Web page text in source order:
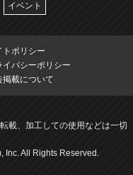
イベント
トポリシー
イバシーポリシー
掲載について
載、加工しての使用などは一切
All Rights Reserved.